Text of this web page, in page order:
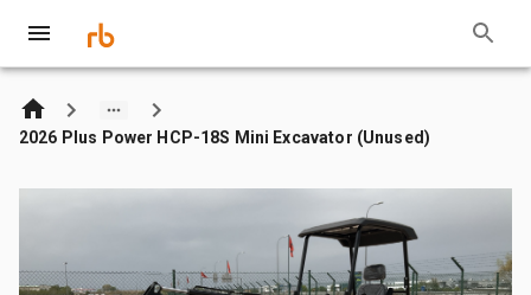
2026 Plus Power HCP-18S Mini Excavator (Unused)